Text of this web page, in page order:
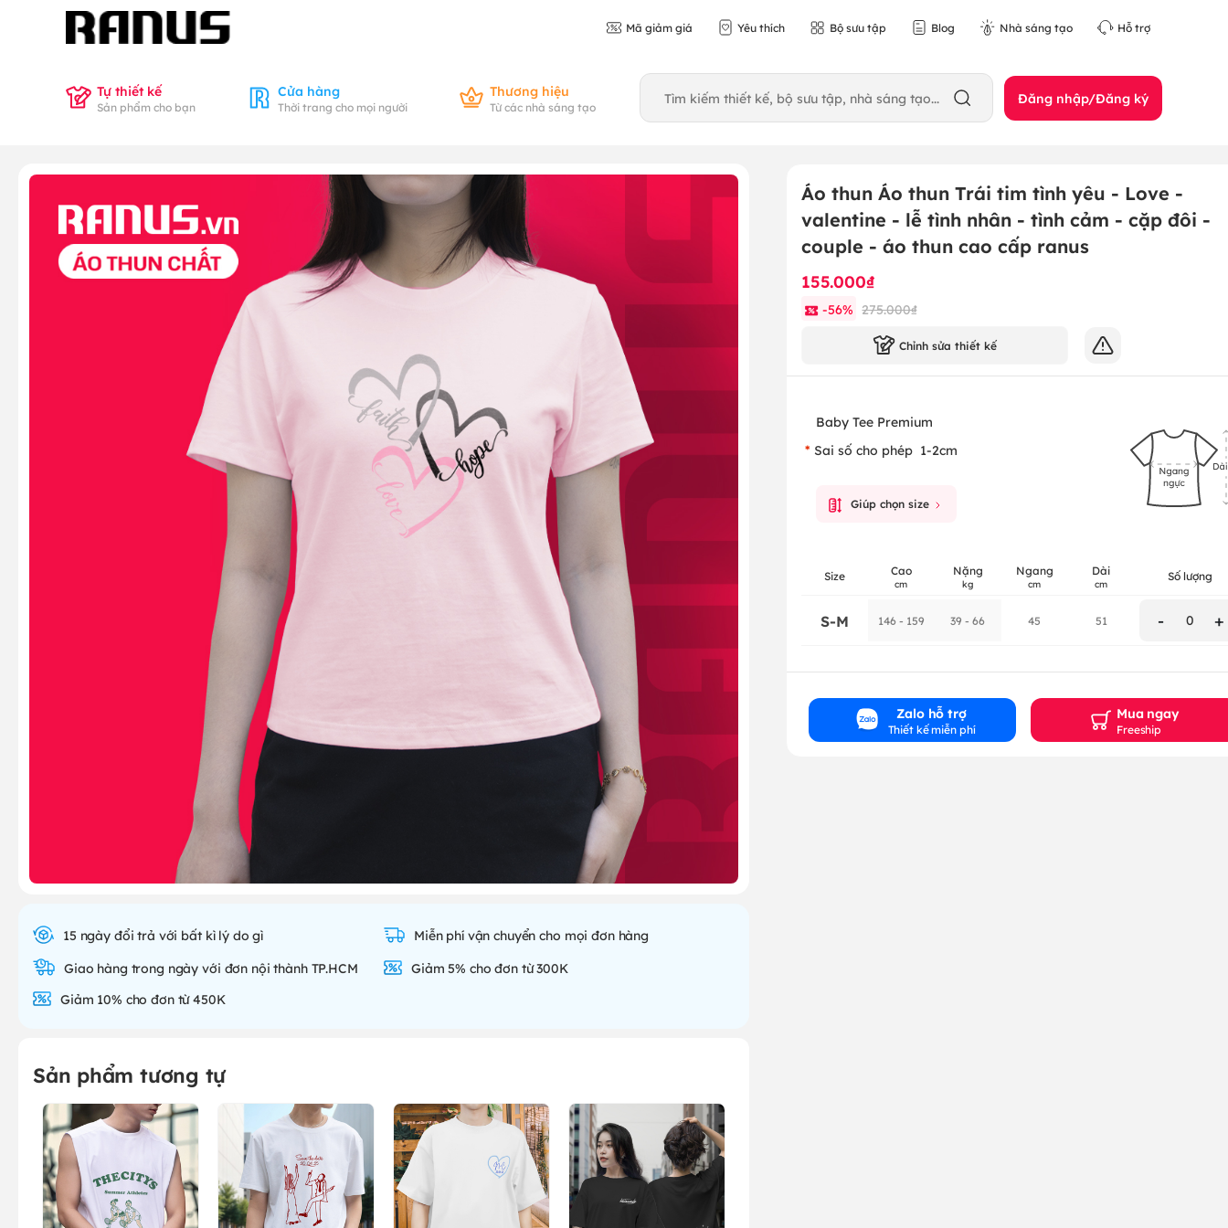
Mã giảm giá Yêu thích Bộ sưu tập Blog Nhà sáng tạo Hỗ trợ
Tự thiết kế
Sản phẩm cho bạn
Cửa hàng
Thời trang cho mọi người
Thương hiệu
Từ các nhà sáng tạo Đăng nhập/Đăng ký
15 ngày đổi trả với bất kì lý do gì
Miễn phí vận chuyển cho mọi đơn hàng
Giao hàng trong ngày với đơn nội thành TP.HCM
Giảm 5% cho đơn từ 300K
Giảm 10% cho đơn từ 450K
Sản phẩm tương tự
Áo thun Áo thun Trái tim tình yêu - Love -
valentine - lễ tình nhân - tình cảm - cặp đôi -
couple - áo thun cao cấp ranus
155.000₫
-56% 275.000₫
Chỉnh sửa thiết kế
Baby Tee Premium
Sai số cho phép 1-2cm
Giúp chọn size
Size Cao
cm
Nặng
kg
Ngang
cm
Dài
cm Số lượng
S-M 146 - 159 39 - 66 45 51 - 0 +
Zalo hỗ trợ
Thiết kế miễn phí
Mua ngay
Freeship